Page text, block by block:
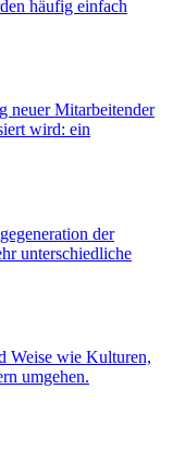
häufig einfach
neuer Mitarbeitender
wird: ein
der
unterschiedliche
Weise wie Kulturen,
umgehen.